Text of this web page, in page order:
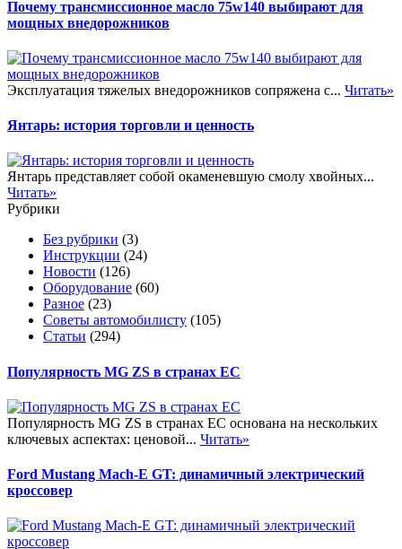
Почему трансмиссионное масло 75w140 выбирают для
мощных внедорожников
Эксплуатация тяжелых внедорожников сопряжена с... Читать»
Янтарь: история торговли и ценность
Янтарь представляет собой окаменевшую смолу хвойных...
Читать»
Рубрики
Без рубрики (3)
Инструкции (24)
Новости (126)
Оборудование (60)
Разное (23)
Советы автомобилисту (105)
Статьи (294)
Популярность MG ZS в странах ЕС
Популярность MG ZS в странах ЕС основана на нескольких
ключевых аспектах: ценовой... Читать»
Ford Mustang Mach-E GT: динамичный электрический
кроссовер